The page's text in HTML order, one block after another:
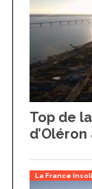
Top de
La France